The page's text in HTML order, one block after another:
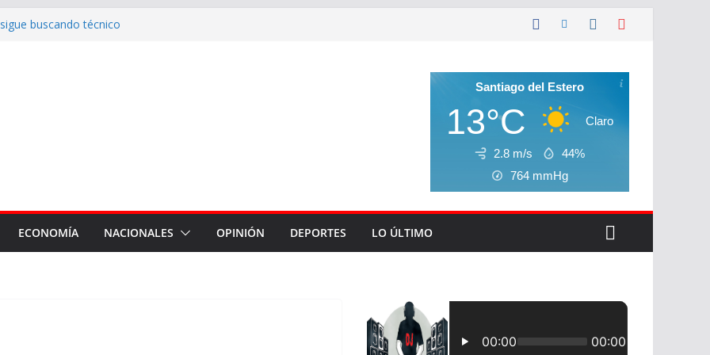
buscando técnico
Santiago del Estero
13°C Claro
2.8 m/s
44%
764 mmHg
ECONOMÍA NACIONALES OPINIÓN DEPORTES LO ÚLTIMO